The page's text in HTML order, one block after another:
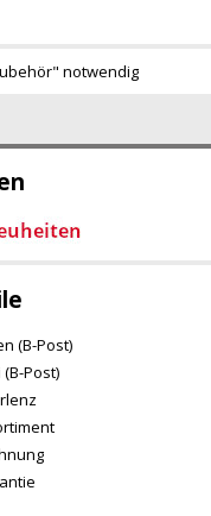
(B-Post)
Post)
notwendig